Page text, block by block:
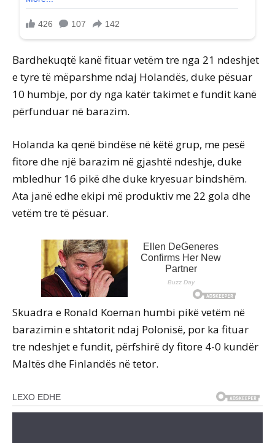
Bardhekuqtë kanë fituar vetëm tre nga 21 ndeshjet
e tyre të mëparshme ndaj Holandës, duke pësuar
10 humbje, por dy nga katër takimet e fundit kanë
përfunduar në barazim.
Holanda ka qenë bindëse në këtë grup, me pesë
fitore dhe një barazim në gjashtë ndeshje, duke
mbledhur 16 pikë dhe duke kryesuar bindshëm.
Ata janë edhe ekipi më produktiv me 22 gola dhe
vetëm tre të pësuar.
Skuadra e Ronald Koeman humbi pikë vetëm në
barazimin e shtatorit ndaj Polonisë, por ka fituar
tre ndeshjet e fundit, përfshirë dy fitore 4-0 kundër
Maltës dhe Finlandës në tetor.